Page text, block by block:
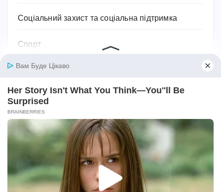
Соціальний захист та соціальна підтримка
Спорт
Спортивне харчування
Супільство
Тваринництво
Технології, техніка та гаджети
Традиції